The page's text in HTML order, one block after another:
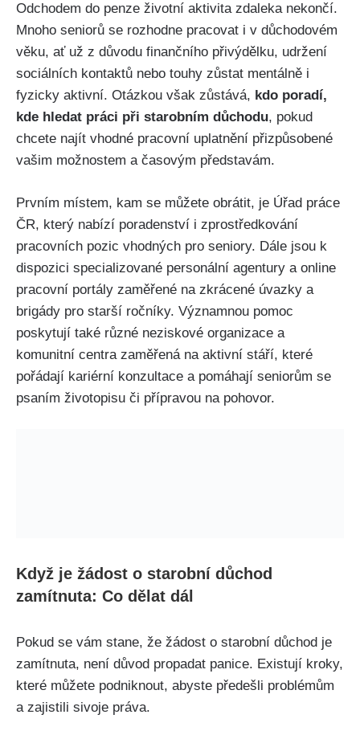
Odchodem do penze životní aktivita zdaleka nekončí.
Mnoho seniorů se rozhodne pracovat i v důchodovém
věku, ať už z důvodu finančního přivýdělku, udržení
sociálních kontaktů nebo touhy zůstat mentálně i
fyzicky aktivní. Otázkou však zůstává, kdo poradí,
kde hledat práci při starobním důchodu, pokud
chcete najít vhodné pracovní uplatnění přizpůsobené
vašim možnostem a časovým představám.
Prvním místem, kam se můžete obrátit, je Úřad práce
ČR, který nabízí poradenství i zprostředkování
pracovních pozic vhodných pro seniory. Dále jsou k
dispozici specializované personální agentury a online
pracovní portály zaměřené na zkrácené úvazky a
brigády pro starší ročníky. Významnou pomoc
poskytují také různé neziskové organizace a
komunitní centra zaměřená na aktivní stáří, které
pořádají kariérní konzultace a pomáhají seniorům se
psaním životopisu či přípravou na pohovor.
Když je žádost o starobní důchod
zamítnuta: Co dělat dál
Pokud se vám stane, že žádost o starobní důchod je
zamítnuta, není důvod propadat panice. Existují kroky,
které můžete podniknout, abyste předešli problémům
a zajistili sivoje práva.